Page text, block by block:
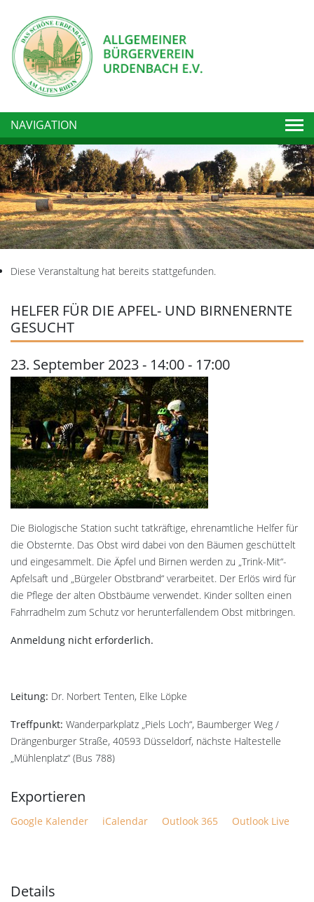
NAVIGATION
Diese Veranstaltung hat bereits stattgefunden.
HELFER FÜR DIE APFEL- UND BIRNENERNTE
GESUCHT
23. September 2023 - 14:00- 17:00
Die Biologische Station sucht tatkräftige, ehrenamtliche Helfer für
die Obsternte. Das Obst wird dabei von den Bäumen geschüttelt
und eingesammelt. Die Äpfel und Birnen werden zu „Trink-Mit“-
Apfelsaft und „Bürgeler Obstbrand“ verarbeitet. Der Erlös wird für
die Pflege der alten Obstbäume verwendet. Kinder sollten einen
Fahrradhelm zum Schutz vor herunterfallendem Obst mitbringen.
Anmeldung nicht erforderlich.
Leitung: Dr. Norbert Tenten, Elke Löpke
Treffpunkt: Wanderparkplatz „Piels Loch“, Baumberger Weg /
Drängenburger Straße, 40593 Düsseldorf, nächste Haltestelle
„Mühlenplatz“ (Bus 788)
Google Kalender iCalendar Outlook 365 Outlook Live
Details